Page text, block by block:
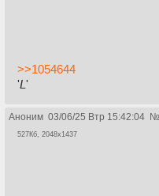
>>1054644
'𝘓'
Аноним 03/06/25 Втр 15:42:04 №
527Кб, 2048x1437